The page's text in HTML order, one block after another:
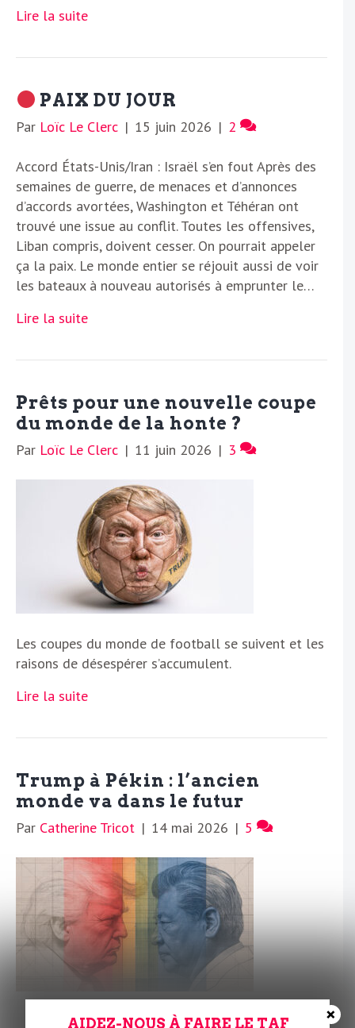
Lire la suite
PAIX DU JOUR
Par Loïc Le Clerc | 15 juin 2026 | 2
Accord États-Unis/Iran : Israël s’en fout Après des
semaines de guerre, de menaces et d’annonces
d’accords avortées, Washington et Téhéran ont
trouvé une issue au conflit. Toutes les offensives,
Liban compris, doivent cesser. On pourrait appeler
ça la paix. Le monde entier se réjouit aussi de voir
les bateaux à nouveau autorisés à emprunter le…
Lire la suite
Prêts pour une nouvelle coupe
du monde de la honte ?
Par Loïc Le Clerc | 11 juin 2026 | 3
Les coupes du monde de football se suivent et les
raisons de désespérer s’accumulent.
Lire la suite
Trump à Pékin : l’ancien
monde va dans le futur
Par Catherine Tricot | 14 mai 2026 | 5
Le trumpisme incarne la guerre pour le pétrole, la
AIDEZ-NOUS À FAIRE LE TAF ×